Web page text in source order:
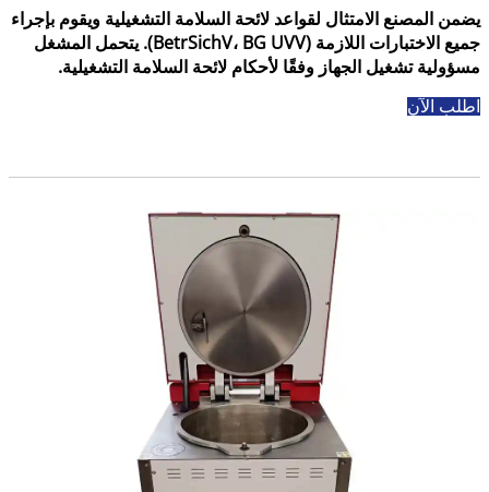
يضمن المصنع الامتثال لقواعد لائحة السلامة التشغيلية ويقوم بإجراء
جميع الاختبارات اللازمة (BetrSichV، BG UVV). يتحمل المشغل
مسؤولية تشغيل الجهاز وفقًا لأحكام لائحة السلامة التشغيلية.
اطلب الآن